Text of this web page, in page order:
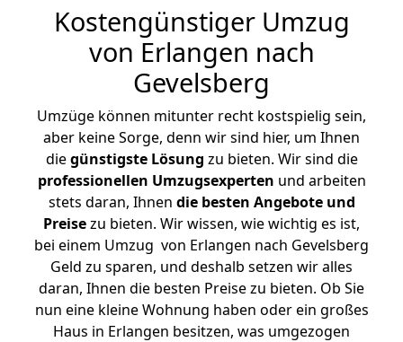
Kostengünstiger Umzug
von Erlangen nach
Gevelsberg
Umzüge können mitunter recht kostspielig sein,
aber keine Sorge, denn wir sind hier, um Ihnen
diegünstigste Lösung zu bieten. Wir sind die
professionellen Umzugsexperten und arbeiten
stets daran, Ihnen die besten Angebote und
Preisezu bieten. Wir wissen, wie wichtig es ist,
bei einem Umzug von Erlangen nach Gevelsberg
Geld zu sparen, und deshalb setzen wir alles
daran, Ihnen die besten Preise zu bieten. Ob Sie
nun eine kleine Wohnung haben oder ein großes
Haus in Erlangen besitzen, was umgezogen